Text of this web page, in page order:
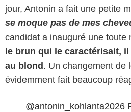
jour, Antonin a fait une petite
se moque pas de mes
candidat a inauguré une toute
le brun qui le caractérisait,
au blond. Un changement de
évidemment fait beaucoup
@antonin_kohlanta2026